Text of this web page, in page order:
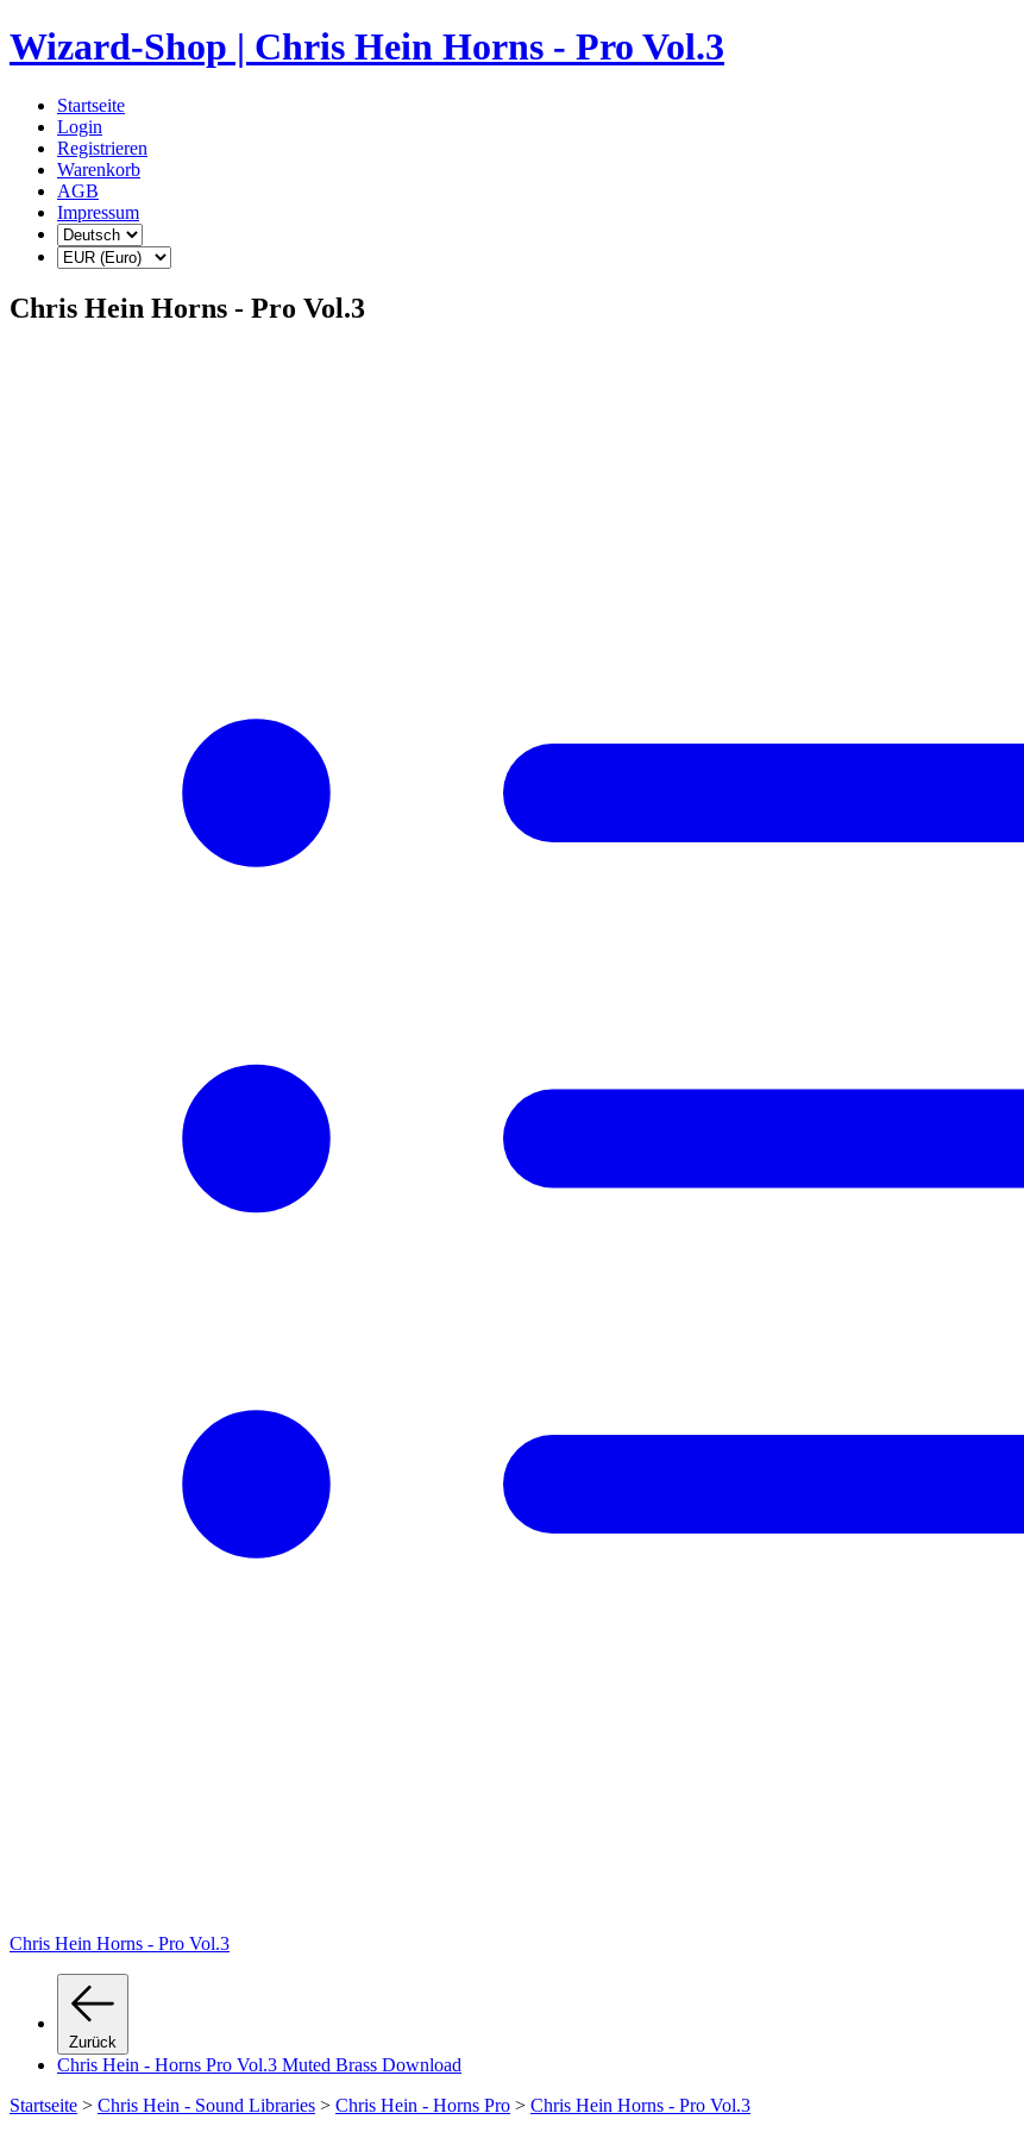
Wizard-Shop | Chris Hein Horns - Pro Vol.3
Startseite
Login
Registrieren
Warenkorb
AGB
Impressum
Chris Hein Horns - Pro Vol.3
Chris Hein Horns - Pro Vol.3
Zurück
Chris Hein - Horns Pro Vol.3 Muted Brass Download
Startseite > Chris Hein - Sound Libraries > Chris Hein - Horns Pro > Chris Hein Horns - Pro Vol.3